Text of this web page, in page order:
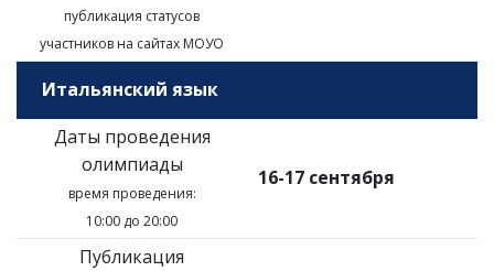
публикация статусов
участников на сайтах МОУО
Итальянский язык
Даты проведения
олимпиады
время проведения:
10:00 до 20:00
16-17 сентября
Публикация